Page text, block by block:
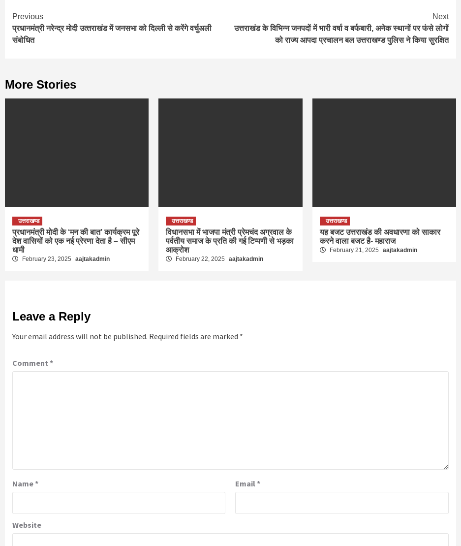
Continue
Reading
Previous
प्रधानमंत्री नरेन्द्र मोदी उत्‍तराखंड में जनसभा को दिल्‍ली से करेंगे वर्चुअली
संबोधित
Next
उत्तराखंड के विभिन्न जनपदों में भारी वर्षा व बर्फबारी, अनेक स्थानों पर फंसे लोगों
को राज्य आपदा प्रचालन बल उत्तराखण्ड पुलिस ने किया सुरक्षित
More Stories
उत्तराखण्ड
प्रधानमंत्री मोदी के ‘मन की बात’ कार्यक्रम पूरे
देश वासियों को एक नई प्रेरणा देता है – सीएम
धामी
February 23, 2025 aajtakadmin
उत्तराखण्ड
विधानसभा में भाजपा मंत्री प्रेमचंद अग्रवाल के
पर्वतीय समाज के प्रति की गई टिप्पणी से भड़का
आक्रोश
February 22, 2025 aajtakadmin
उत्तराखण्ड
यह बजट उत्तराखंड की अवधारणा को साकार
करने वाला बजट है- महाराज
February 21, 2025 aajtakadmin
Leave a Reply
Your email address will not be published. Required fields are marked *
Comment *
Name* Email*
Website